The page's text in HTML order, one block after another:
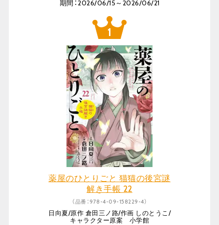
期間：2026/06/15～2026/06/21
薬屋のひとりごと 猫猫の後宮謎
解き手帳 22
（品番：978-4-09-158229-4）
日向夏/原作 倉田三ノ路/作画 しのとうこ/
キャラクター原案 小学館